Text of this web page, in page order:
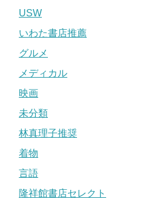
USW
いわた書店推薦
グルメ
メディカル
映画
未分類
林真理子推奨
着物
言語
隆祥館書店セレクト